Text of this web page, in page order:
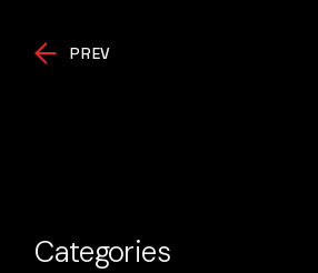
PREV
Categories